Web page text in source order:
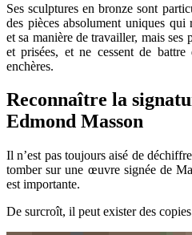
Ses sculptures en bronze sont
des pièces absolument uniques qui
et sa manière de travailler, mais ses
et prisées, et ne cessent de
enchères.
Reconnaître la
Edmond Masson
Il n’est pas toujours aisé de
tomber sur une œuvre signée de
est importante.
De surcroît, il peut exister des